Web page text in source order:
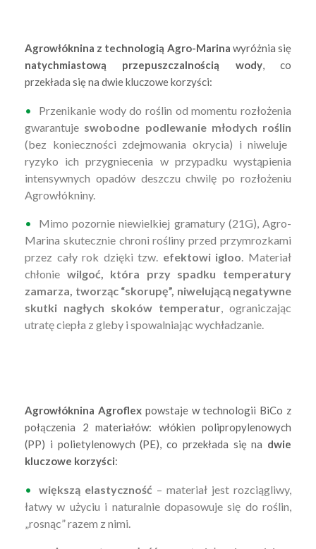
Agrowłóknina z technologią Agro-Marina wyróżnia się
natychmiastową przepuszczalnością wody, co
przekłada się na dwie kluczowe korzyści:
Przenikanie wody do roślin od momentu rozłożenia
gwarantuje swobodne podlewanie młodych roślin
(bez konieczności zdejmowania okrycia) i niweluje
ryzyko ich przygniecenia w przypadku wystąpienia
intensywnych opadów deszczuchwilę po rozłożeniu
Agrowłókniny.
Mimo pozornie niewielkiej gramatury (21G), Agro-
Marina skutecznie chroni rośliny przed przymrozkami
przez cały rok dzięki tzw. efektowi igloo. Materiał
chłonie wilgoć, która przy spadku temperatury
zamarza, tworząc “skorupę”, niwelującą negatywne
skutki nagłych skoków temperatur, ograniczając
utratę ciepła z gleby i spowalniając wychładzanie.
Agrowłóknina Agroflexpowstaje w technologii BiCo z
połączenia 2 materiałów: włókien polipropylenowych
(PP) i polietylenowych (PE), co przekłada się na dwie
kluczowe korzyści:
większą elastyczność – materiał jest rozciągliwy,
łatwy w użyciu i naturalnie dopasowuje się do roślin,
„rosnąc” razem z nimi.